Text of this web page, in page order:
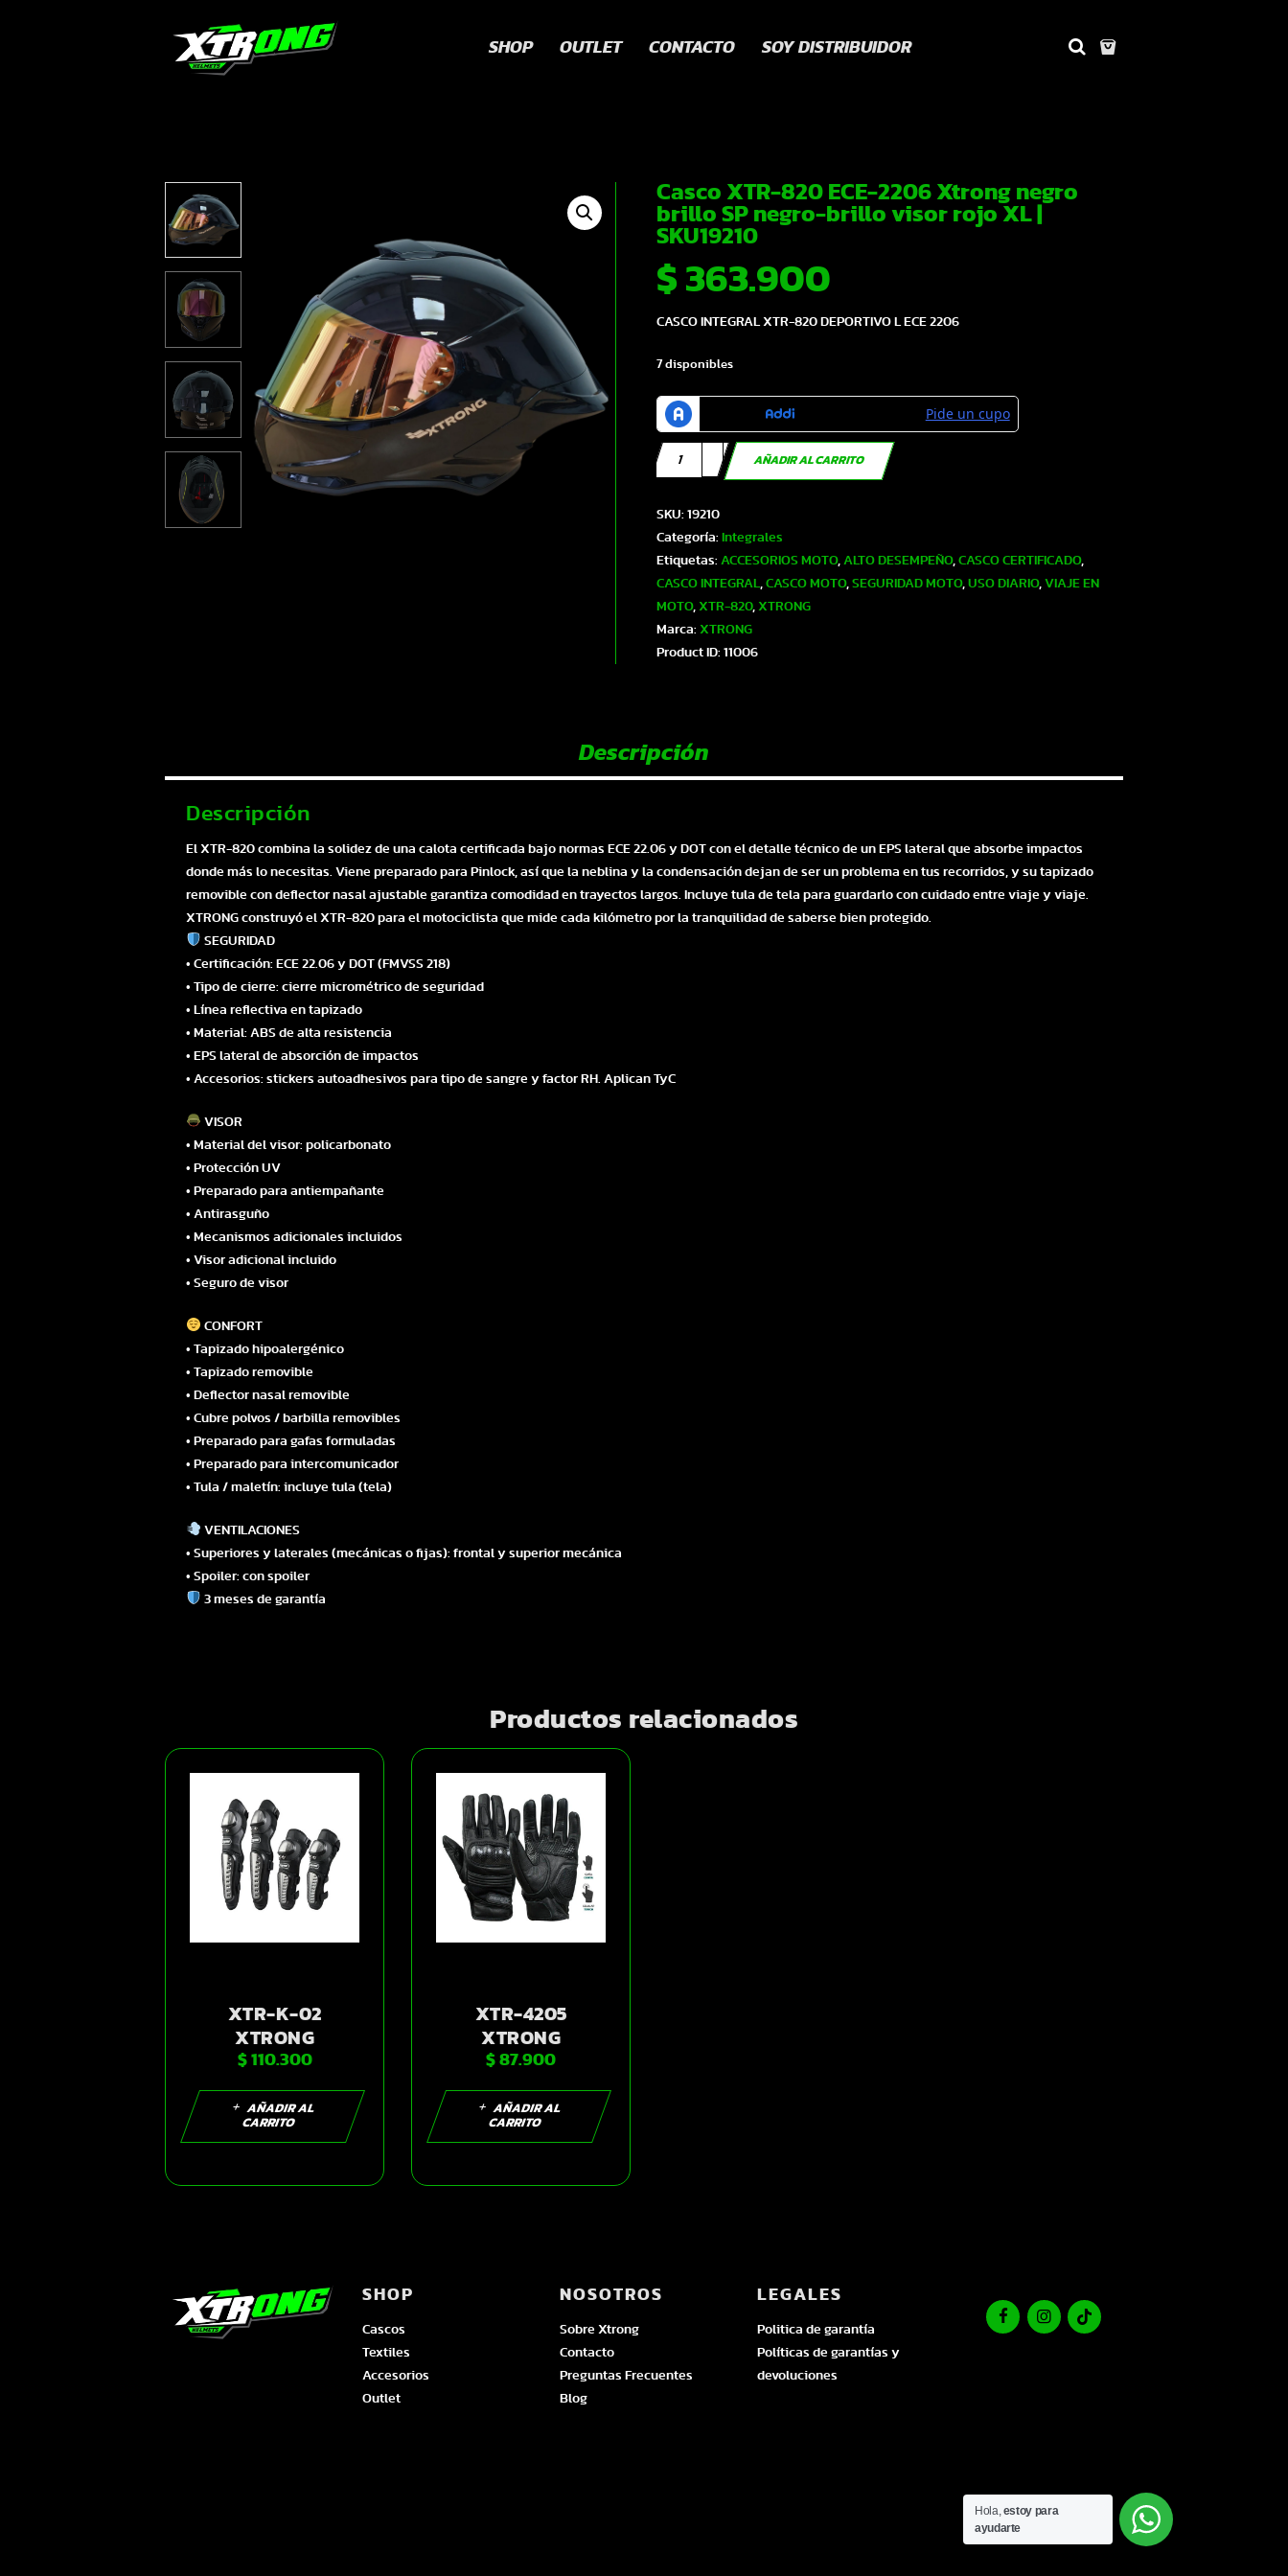
SHOP OUTLET CONTACTO SOY DISTRIBUIDOR
Casco XTR-820 ECE-2206 Xtrong negro
brillo SP negro-brillo visor rojo XL |
SKU19210
$ 363.900
CASCO INTEGRAL XTR-820 DEPORTIVO L ECE 2206
7 disponibles
Casco
XTR-
ECE-
2206
Xtrong
negro
brillo
SP
negro-
XL
|
AÑADIR AL CARRITO
SKU: 19210
Categoría: Integrales
Etiquetas: ACCESORIOS MOTO, ALTO DESEMPEÑO, CASCO CERTIFICADO,
CASCO INTEGRAL, CASCO MOTO, SEGURIDAD MOTO, USO DIARIO, VIAJE EN
MOTO, XTR-820, XTRONG
Marca: XTRONG
Product ID: 11006
Descripción
Descripción
El XTR-820 combina la solidez de una calota certificada bajo normas ECE 22.06 y DOT con el detalle técnico de un EPS lateral que absorbe impactos
donde más lo necesitas. Viene preparado para Pinlock, así que la neblina y la condensación dejan de ser un problema en tus recorridos, y su tapizado
removible con deflector nasal ajustable garantiza comodidad en trayectos largos. Incluye tula de tela para guardarlo con cuidado entre viaje y viaje.
XTRONG construyó el XTR-820 para el motociclista que mide cada kilómetro por la tranquilidad de saberse bien protegido.
SEGURIDAD
• Certificación: ECE 22.06 y DOT (FMVSS 218)
• Tipo de cierre: cierre micrométrico de seguridad
• Línea reflectiva en tapizado
• Material: ABS de alta resistencia
• EPS lateral de absorción de impactos
• Accesorios: stickers autoadhesivos para tipo de sangre y factor RH. Aplican TyC
VISOR
• Material del visor: policarbonato
• Protección UV
• Preparado para antiempañante
• Antirasguño
• Mecanismos adicionales incluidos
• Visor adicional incluido
• Seguro de visor
CONFORT
• Tapizado hipoalergénico
• Tapizado removible
• Deflector nasal removible
• Cubre polvos / barbilla removibles
• Preparado para gafas formuladas
• Preparado para intercomunicador
• Tula / maletín: incluye tula (tela)
VENTILACIONES
• Superiores y laterales (mecánicas o fijas): frontal y superior mecánica
• Spoiler: con spoiler
3 meses de garantía
Productos relacionados
XTR-K-02
XTRONG
RODILLERAS
NEGRO | SKU17270
$110.300
AÑADIR AL
CARRITO
XTR-4205
XTRONG
GUANTES DAMA
NEGRO XS |
SKU14698
$ 87.900
AÑADIR AL
CARRITO
SHOP
Cascos
Textiles
Accesorios
Outlet
NOSOTROS
Sobre Xtrong
Contacto
Preguntas Frecuentes
Blog
LEGALES
Politica de garantía
Políticas de garantías y
devoluciones
Hola,estoy para
ayudarte